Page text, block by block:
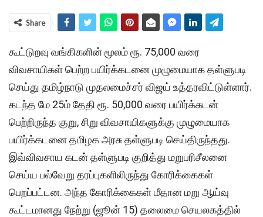
Share
கூட்டுறவு வங்கிகளின் மூலம் ரூ. 75,000 வரை
விவசாயிகள் பெற்ற பயிர்க்கடனை முழுமையாக தள்ளுபடி
செய்து தமிழ்நாடு முதலமைச்சர் விஜய் உத்தரவிட்டுள்ளார்.
கடந்த மே 25ம் தேதி ரூ. 50,000 வரை பயிர்க்கடன்
பெற்றிருந்த குறு, சிறு விவசாயிகளுக்கு முழுமையாக
பயிர்க்கடனை தமிழக அரசு தள்ளுபடி செய்திருந்தது.
இவ்விவசாய கடன் தள்ளுபடி குறித்து மறுபரிசீலனை
செய்ய பல்வேறு தரப்புகளிலிருந்து கோரிக்கைகள்
பெறப்பட்டன. அந்த கோரிக்கைகள் மீதான மறு ஆய்வு
கூட்டமானது நேற்று (ஜூன் 15) தலைமை செயலகத்தில்